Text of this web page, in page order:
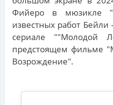
Фийеро в мюзикле
известных работ
сериале ""Молодой
предстоящем фильме
Возрождение".